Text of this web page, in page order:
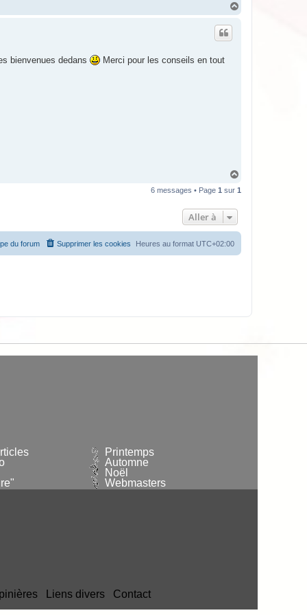
bienvenues dedans
Merci pour les conseils en tout
u
6 messages • Page 1 sur 1
Aller à
Heures au format UTC+02:00
Supprimer les cookies
du forum
Printemps
Automne
Noël
Webmasters
Liens divers Contact